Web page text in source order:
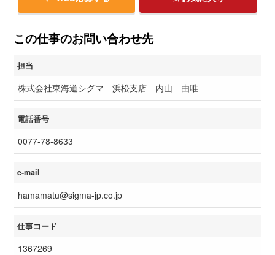
この仕事のお問い合わせ先
担当
株式会社東海道シグマ 浜松支店 内山 由唯
電話番号
0077-78-8633
e-mail
hamamatu@sigma-jp.co.jp
仕事コード
1367269